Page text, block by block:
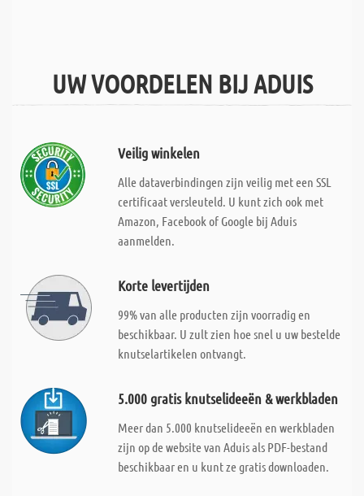
UW VOORDELEN BIJ ADUIS
Veilig winkelen
Alle dataverbindingen zijn veilig met een SSL
certificaat versleuteld. U kunt zich ook met
Amazon, Facebook of Google bij Aduis
aanmelden.
Korte levertijden
99% van alle producten zijn voorradig en
beschikbaar. U zult zien hoe snel u uw bestelde
knutselartikelen ontvangt.
5.000 gratis knutselideeën & werkbladen
Meer dan 5.000 knutselideeën en werkbladen
zijn op de website van Aduis als PDF-bestand
beschikbaar en u kunt ze gratis downloaden.